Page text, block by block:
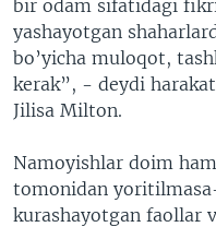
bir odam sifatidagi
yashayotgan
bo’yicha muloqot,
kerak”, - deydi
Jilisa Milton.
Namoyishlar doim
tomonidan
kurashayotgan faollar